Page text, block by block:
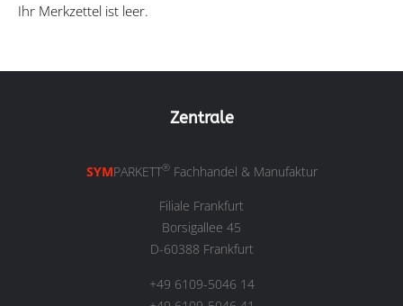
Ihr Merkzettel ist leer.
Zentrale
SYMPARKETT®Fachhandel & Manufaktur
Filiale Frankfurt
Borsigallee 45
D-60388 Frankfurt
+49 6109-5046 14